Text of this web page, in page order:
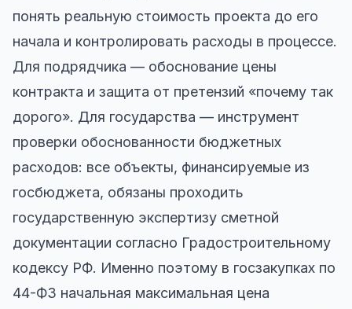
понять реальную стоимость проекта до его
начала и контролировать расходы в процессе.
Для подрядчика — обоснование цены
контракта и защита от претензий «почему так
дорого». Для государства — инструмент
проверки обоснованности бюджетных
расходов: все объекты, финансируемые из
госбюджета, обязаны проходить
государственную экспертизу сметной
документации согласно Градостроительному
кодексу РФ. Именно поэтому в госзакупках по
44-ФЗ начальная максимальная цена